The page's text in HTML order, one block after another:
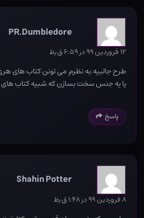
PR.Dumbledore
۱۲ فروردین ۹۹ در ۶:۵۹ ق٫ظ
طرح جالبیه.به نظرم می تونن کتاب های
یا یه جنس سخت بسازن که شبیه کتاب
پاسخ
Shahin Potter
۸ فروردین ۹۹ در ۱:۴۸ ق٫ظ